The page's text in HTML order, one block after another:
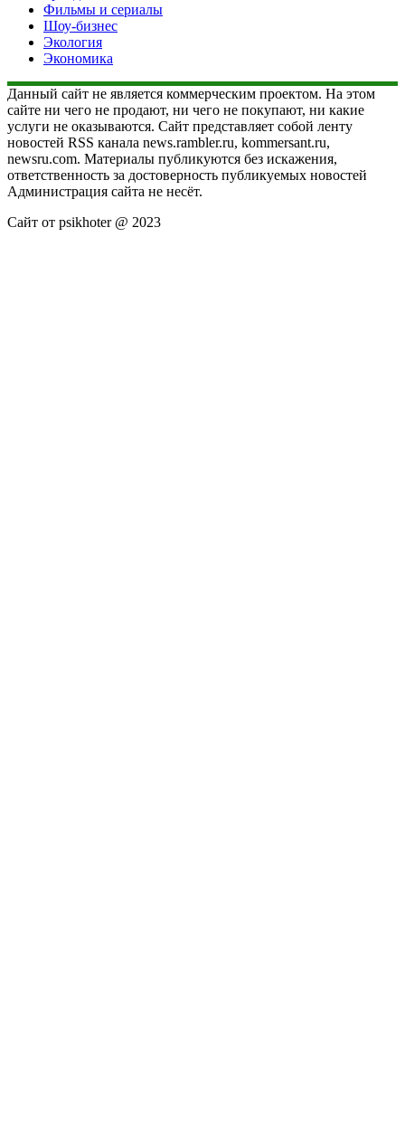
Фильмы и сериалы
Шоу-бизнес
Экология
Экономика
Данный сайт не является коммерческим проектом. На этом
сайте ни чего не продают, ни чего не покупают, ни какие
услуги не оказываются. Сайт представляет собой ленту
новостей RSS канала news.rambler.ru, kommersant.ru,
newsru.com. Материалы публикуются без искажения,
ответственность за достоверность публикуемых новостей
Администрация сайта не несёт.
Сайт от psikhoter @ 2023